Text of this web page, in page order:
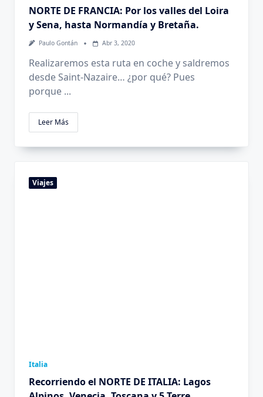
NORTE DE FRANCIA: Por los valles del Loira
y Sena, hasta Normandía y Bretaña.
Paulo Gontán Abr 3, 2020
Realizaremos esta ruta en coche y saldremos
desde Saint-Nazaire… ¿por qué? Pues
porque ...
Leer Más
Viajes
Italia
Recorriendo el NORTE DE ITALIA: Lagos